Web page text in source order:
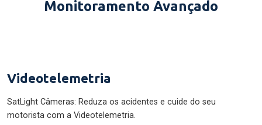
Monitoramento Avançado
Videotelemetria
SatLight Câmeras: Reduza os acidentes e cuide do seu
motorista com a Videotelemetria.